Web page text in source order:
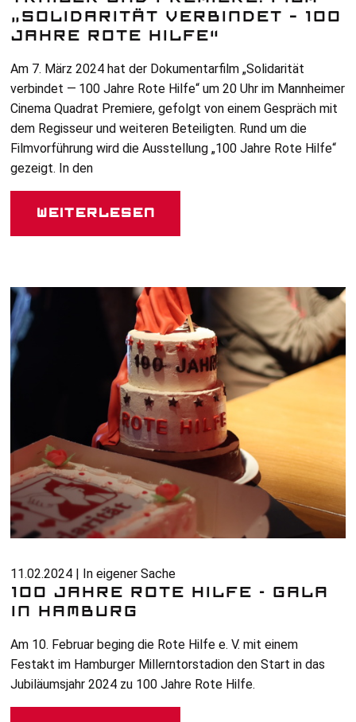
„SOLIDARITÄT VERBINDET – 100
JAHRE ROTE HILFE“
Am 7. März 2024 hat der Dokumentarfilm „Solidarität
verbindet — 100 Jahre Rote Hilfe“ um 20 Uhr im Mannheimer
Cinema Quadrat Premiere, gefolgt von einem Gespräch mit
dem Regisseur und weiteren Beteiligten. Rund um die
Filmvorführung wird die Ausstellung „100 Jahre Rote Hilfe“
gezeigt. In den
Weiterlesen
11.02.2024 | In eigener Sache
100 JAHRE ROTE HILFE - GALA
IN HAMBURG
Am 10. Februar beging die Rote Hilfee. V. mit einem
Festakt im Hamburger Millerntorstadion den Start in das
Jubiläumsjahr 2024 zu 100 Jahre Rote Hilfe.